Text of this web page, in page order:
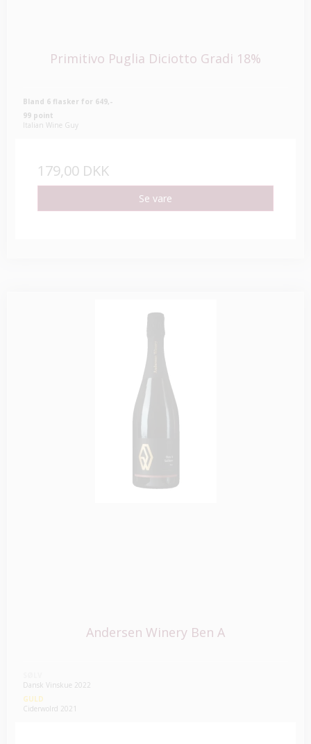
Primitivo Puglia Diciotto Gradi 18%
Bland 6 flasker for 649,-
99 point
Italian Wine Guy
179,00 DKK
Se vare
Andersen Winery Ben A
Dansk Vinskue 2022
GULD
Ciderwolrd 2021